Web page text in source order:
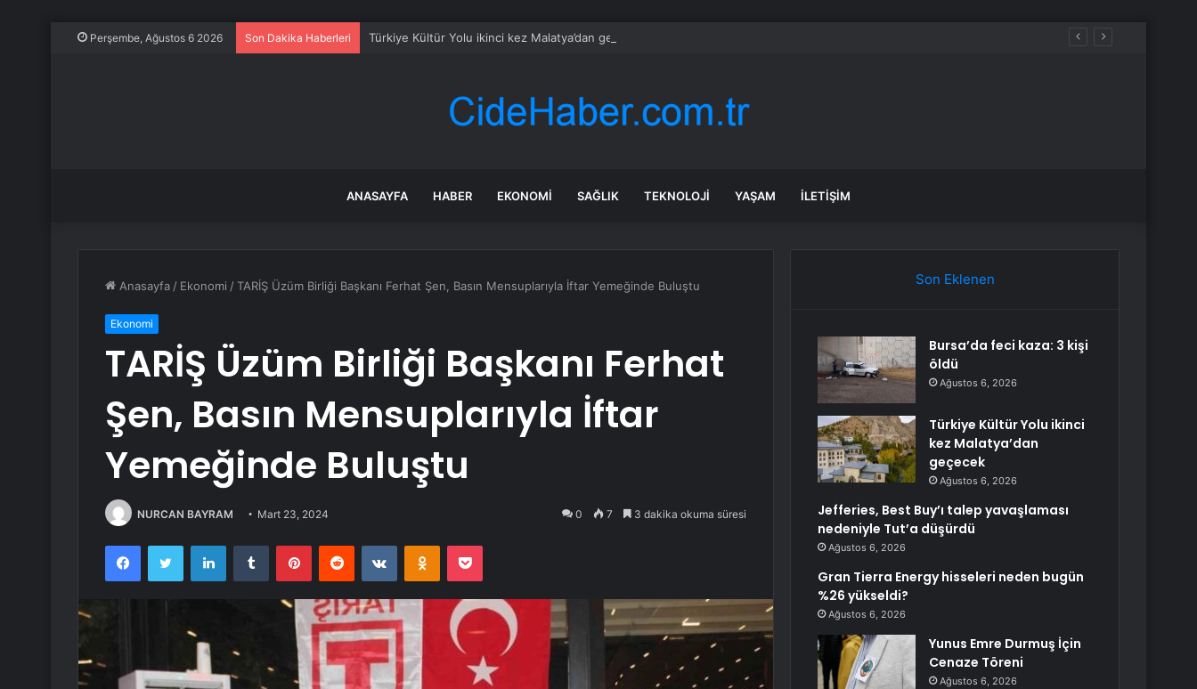
Perşembe, Ağustos 6 2026 Son Dakika Haberleri Türkiye Kültür Yolu ikinci kez Malatya’dan geçecek
ANASAYFA HABER EKONOMI SAĞLIK TEKNOLOJI YAŞAM İLETIŞIM
Anasayfa / Ekonomi /TARİŞ Üzüm Birliği Başkanı Ferhat Şen, Basın Mensuplarıyla İftar Yemeğinde Buluştu
Ekonomi
TARİŞ Üzüm Birliği Başkanı Ferhat
Şen, Basın Mensuplarıyla İftar
Yemeğinde Buluştu
NURCAN BAYRAM Mart 23, 2024 0 7 3 dakika okuma süresi
FacebookTwitter LinkedInTumblr PinterestReddit VKontakteOdnoklassniki
Pocket
Son Eklenen
Bursa’da feci kaza: 3 kişi
öldü
Ağustos 6, 2026
Türkiye Kültür Yolu ikinci
kez Malatya’dan
geçecek
Ağustos 6, 2026
Jefferies, Best Buy’ı talep yavaşlaması
nedeniyle Tut’a düşürdü
Ağustos 6, 2026
Gran Tierra Energy hisseleri neden bugün
%26 yükseldi?
Ağustos 6, 2026
Yunus Emre Durmuş İçin
Cenaze Töreni
Ağustos 6, 2026